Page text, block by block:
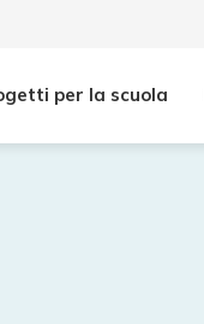
per la scuola